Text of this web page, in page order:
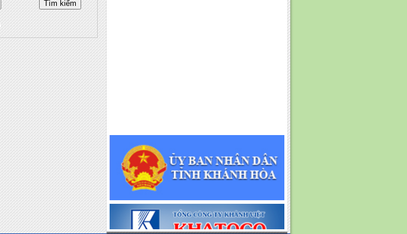
Nỗ lực thu dọn rác dạt vào bờ
biển Nha Trang
thị nha Trang tham...